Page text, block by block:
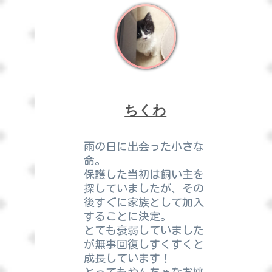
ちくわ
雨の日に出会った小さな
命。
保護した当初は飼い主を
探していましたが、その
後すぐに家族として加入
することに決定。
とても衰弱していました
が無事回復しすくすくと
成長しています！